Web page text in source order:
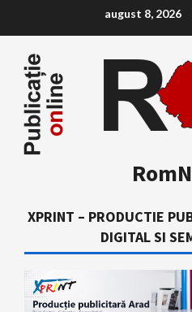
content
august 8, 2026
XPRINT – PRODUCTIE
DIGITAL SI